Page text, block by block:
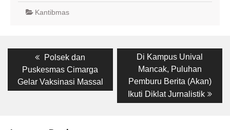
Kantibmas
navigation
Previous
post:
Polsek dan
Puskesmas Cimarga
Gelar Vaksinasi Massal
Next
post:
Di Kampus Unival
Mancak, Puluhan
Pemburu Berita (Akan)
Ikuti Diklat Jurnalistik